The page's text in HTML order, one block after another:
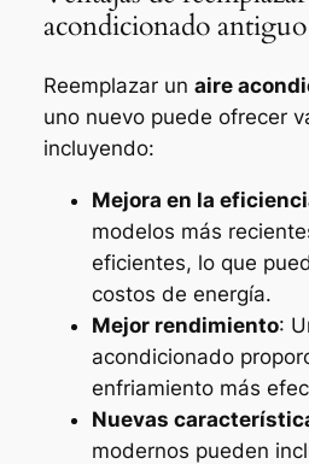
acondicionado antiguo
Reemplazar un aire
uno nuevo puede ofrecer
incluyendo:
Mejora en la
modelos más
eficientes, lo que
costos de energía.
Mejor rendimiento:
acondicionado
enfriamiento más
Nuevas
modernos pueden